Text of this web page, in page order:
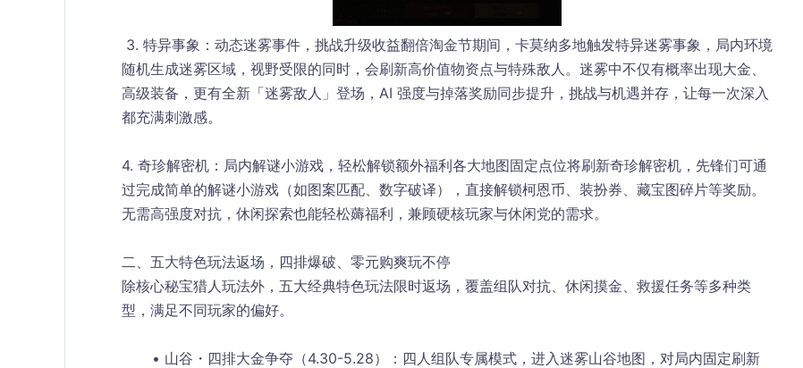
3. 特异事象：动态迷雾事件，挑战升级收益翻倍淘金节期间，卡莫纳多地触发特异迷雾事象 ，局内环境
随机生成迷雾区域，视野受限的同时，会刷新高价值物资点与特殊敌人。迷雾中不仅有概率出现大金、
高级装备，更有全新「迷雾敌人」登场，AI 强度与掉落奖励同步提升，挑战与机遇并存，让每一次深入
都充满刺激感。
4. 奇珍解密机：局内解谜小游戏，轻松解锁额外福利各大地图固定点位将刷新奇珍解密机 ，先锋们可通
过完成简单的解谜小游戏（如图案匹配、数字破译），直接解锁柯恩币、装扮券、藏宝图碎片等奖励。
无需高强度对抗，休闲探索也能轻松薅福利，兼顾硬核玩家与休闲党的需求。
二、五大特色玩法返场，四排爆破、零元购爽玩不停
除核心秘宝猎人玩法外，五大经典特色玩法限时返场，覆盖组队对抗、休闲摸金、救援任务等多种类
型，满足不同玩家的偏好。
山谷・四排大金争夺（4.30-5.28）
：四人组队专属模式，进入迷雾山谷地图，对局内固定刷新